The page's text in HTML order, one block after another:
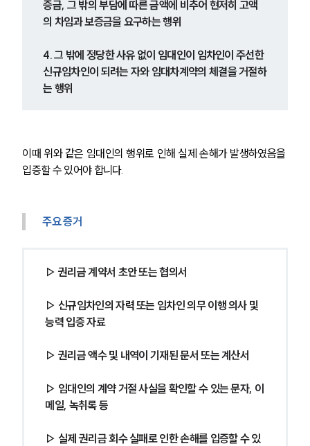
증금, 그 밖의 부담에 따른 금액에 비추어 현저히 고액
의 차임과 보증금을 요구하는 행위
4. 그 밖에 정당한 사유 없이 임대인이 임차인이 주선한
신규임차인이 되려는 자와 임대차계약의 체결을 거절하
는 행위
이때 위와 같은 임대인의 행위로 인해 실제 손해가 발생하였음을
입증할 수 있어야 합니다.
주요 증거
▷ 권리금 계약서 초안 또는 협의서
▷ 신규임차인의 자력 또는 임차인 의무 이행 의사 및
능력 입증 자료
▷ 권리금 액수 및 내역이 기재된 문서 또는 계산서
▷ 임대인의 계약 거절 사실을 확인할 수 있는 문자, 이
메일, 녹취록 등
▷ 실제 권리금 회수 실패로 인한 손해를 입증할 수 있